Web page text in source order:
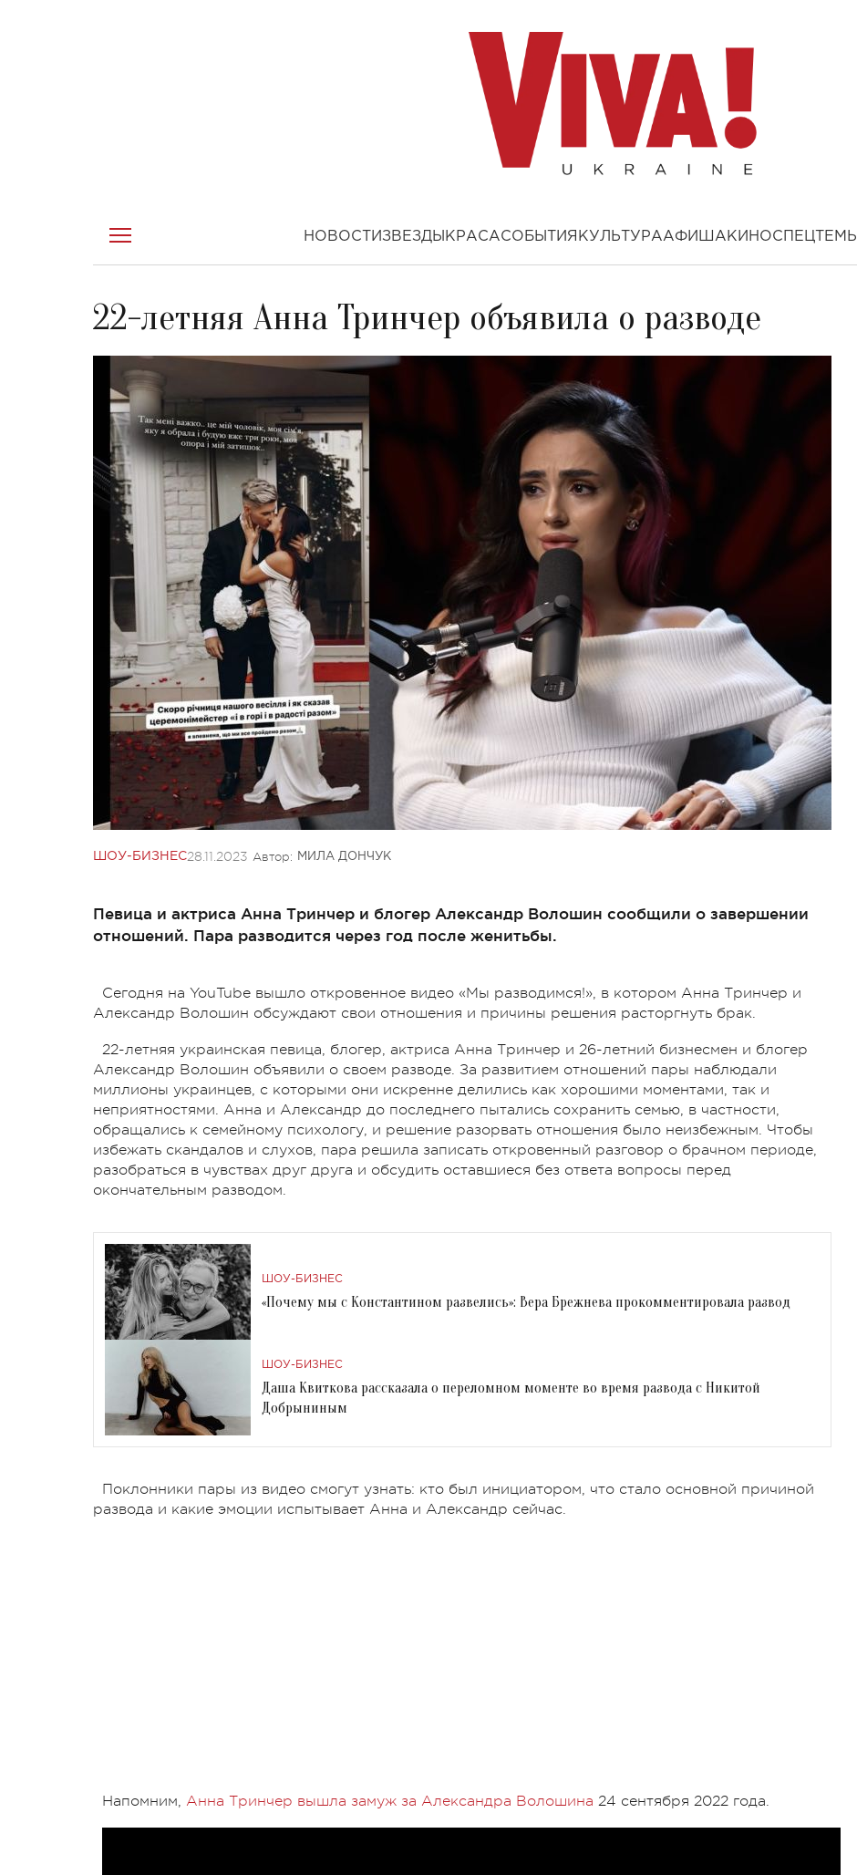
НОВОСТИ ЗВЕЗДЫ КРАСАСОБЫТИЯ КУЛЬТУРААФИША КИНОСПЕЦТЕМЫ
22-летняя Анна Тринчер объявила о разводе
ШОУ-БИЗНЕС28.11.2023 Автор: МИЛА ДОНЧУК
Певица и актриса Анна Тринчер и блогер Александр Волошин сообщили о завершении
отношений. Пара разводится через год после женитьбы.
Сегодня на YouTube вышло откровенное видео «Мы разводимся!», в котором Анна Тринчер и
Александр Волошин обсуждают свои отношения и причины решения расторгнуть брак.
22-летняя украинская певица, блогер, актриса Анна Тринчер и 26-летний бизнесмен и блогер
Александр Волошин объявили о своем разводе. За развитием отношений пары наблюдали
миллионы украинцев, с которыми они искренне делились как хорошими моментами, так и
неприятностями. Анна и Александр до последнего пытались сохранить семью, в частности,
обращались к семейному психологу, и решение разорвать отношения было неизбежным. Чтобы
избежать скандалов и слухов, пара решила записать откровенный разговор о брачном периоде,
разобраться в чувствах друг друга и обсудить оставшиеся без ответа вопросы перед
окончательным разводом.
ШОУ-БИЗНЕС
«Почему мы с Константином развелись»: Вера Брежнева прокомментировала развод
ШОУ-БИЗНЕС
Даша Квиткова рассказала о переломном моменте во время развода с Никитой
Добрыниным
Поклонники пары из видео смогут узнать: кто был инициатором, что стало основной причиной
развода и какие эмоции испытывает Анна и Александр сейчас.
Напомним, Анна Тринчер вышла замуж за Александра Волошина 24 сентября 2022 года.